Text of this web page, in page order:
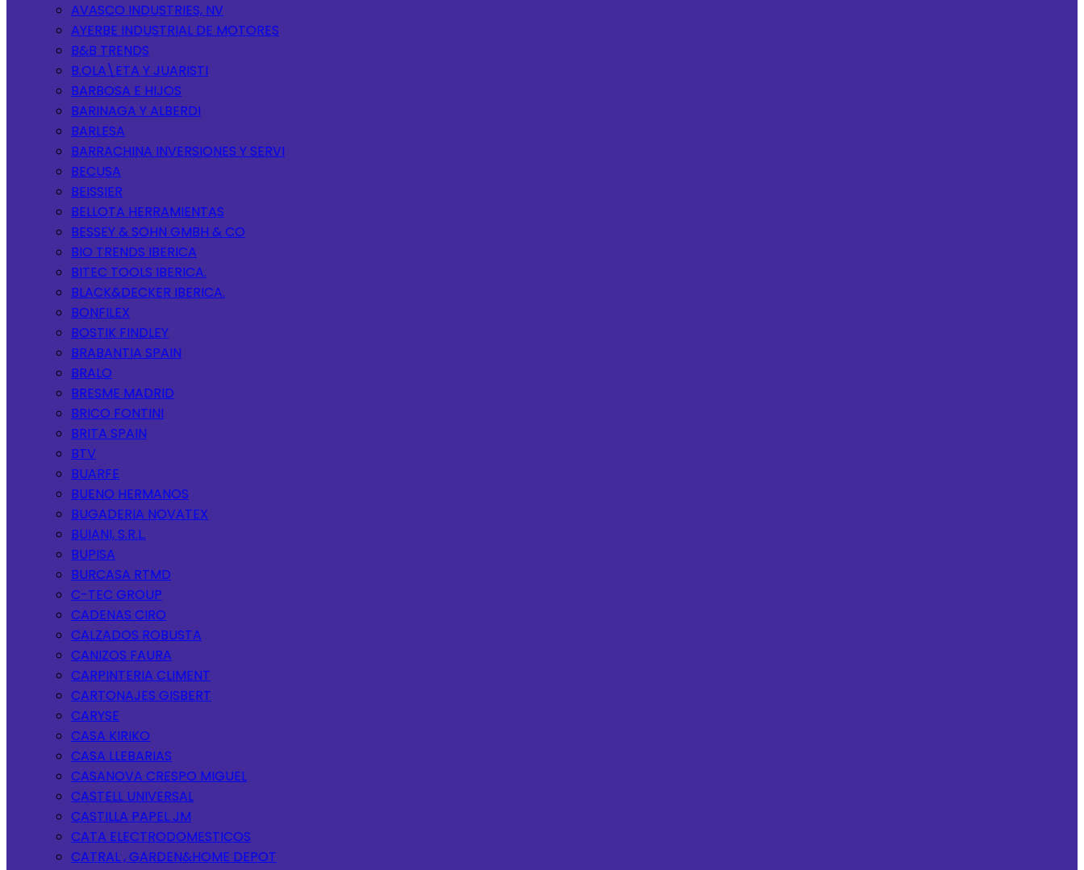
AVASCO INDUSTRIES, NV
AYERBE INDUSTRIAL DE MOTORES
B&B TRENDS
B.OLA\ETA Y JUARISTI
BARBOSA E HIJOS
BARINAGA Y ALBERDI
BARLESA
BARRACHINA INVERSIONES Y SERVI
BECUSA
BEISSIER
BELLOTA HERRAMIENTAS
BESSEY & SOHN GMBH & CO
BIO TRENDS IBERICA
BITEC TOOLS IBERICA.
BLACK&DECKER IBERICA.
BONFILEX
BOSTIK FINDLEY
BRABANTIA SPAIN
BRALO
BRESME MADRID
BRICO FONTINI
BRITA SPAIN
BTV
BUARFE
BUENO HERMANOS
BUGADERIA NOVATEX
BUIANI, S.R.L.
BUPISA
BURCASA RTMD
C-TEC GROUP
CADENAS CIRO
CALZADOS ROBUSTA
CANIZOS FAURA
CARPINTERIA CLIMENT
CARTONAJES GISBERT
CARYSE
CASA KIRIKO
CASA LLEBARIAS
CASANOVA CRESPO MIGUEL
CASTELL UNIVERSAL
CASTILLA PAPEL JM
CATA ELECTRODOMESTICOS
CATRAL , GARDEN&HOME DEPOT